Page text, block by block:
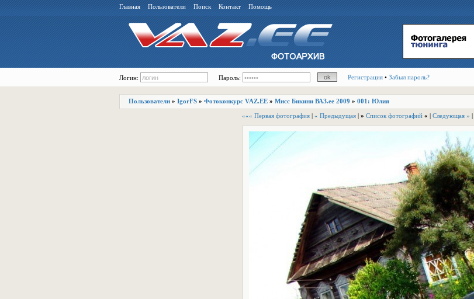
Главная Пользователи Поиск Контакт Помощь
Логин: Пароль: Регистрация• Забыл пароль?
Пользователи » IgorFS » Фотоконкурс VAZ.EE » Мисс Бикини ВАЗ.ее 2009 » 001: Юлия
««« Первая фотография | « Предыдущая | » Список фотографий « | Следующая » |